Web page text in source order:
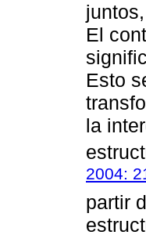
El
Esto
la
2004:
partir